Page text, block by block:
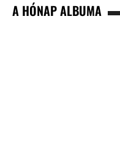
A HÓNAP ALBUMA